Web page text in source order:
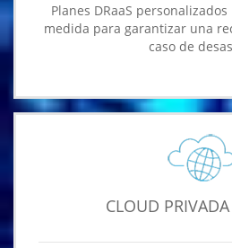
Planes DRaaS
medida para garantizar una
caso de
CLOUD